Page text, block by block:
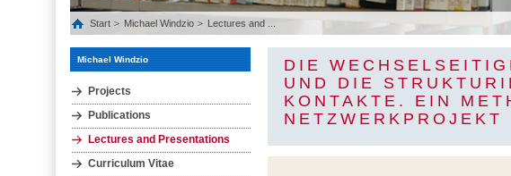
Start Michael Windzio Lectures and ...
Michael Windzio
Projects
Publications
Lectures and Presentations
Curriculum Vitae
DIE
UND DIE
KONTAKTE. EIN
NETZWERKPROJEKT